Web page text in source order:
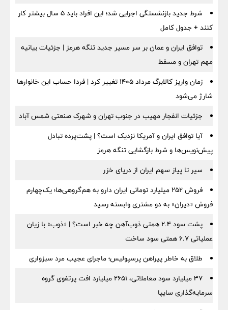
شرط جدید بازنشستگی اجرایی شد؛ این افراد باید ۵ سال بیشتر کار
کنند + جدول کامل
توافق ایران و عمان بر سر مسیر جدید تنگه هرمز | جزئیات بیانیه
مهم تهران و مسقط
زمان واریز کالابرگ مرداد ۱۴۰۵ تغییر کرد | فردا حساب این خانوارها
شارژ می‌شود
جزئیات انفجار مهیب در جنوب تهران و شهرک صنعتی شمس آباد
آیا توافق ایران و آمریکا نزدیک است؟ | پشت‌پرده تبادل
پیش‌نویس‌ها و شرط بازگشایی تنگه هرمز
سیر تا پیاز سهم ایران از دریای خزر
فروش ۲۵۲ میلیارد تومانی ایران دارو به هم‌گروهی‌ها؛ یک‌چهارم
فروش «دیران» به دو مشتری وابسته رسید
پشت سود ۲.۴ همتی ذوب‌آهن چه خبر است؟ | «ذوب» با زیان
عملیاتی ۶.۷ همتی سود ساخت
طلاق به خاطر پیراهن پرسپولیس؛ ماجرای عجیب مرد سبزواری
۳۷ میلیارد سود معاملاتی، ۲۶۵۱ میلیارد افت پرتفوی گروه
سرمایه‌گذاری سایپا